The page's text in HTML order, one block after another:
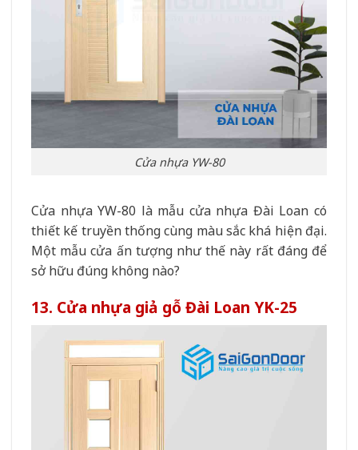
Cửa nhựa YW-80
Cửa nhựa YW-80 là mẫu cửa nhựa Đài Loan có
thiết kế truyền thống cùng màu sắc khá hiện đại.
Một mẫu cửa ấn tượng như thế này rất đáng để
sở hữu đúng không nào?
13. Cửa nhựa giả gỗ Đài Loan YK-25